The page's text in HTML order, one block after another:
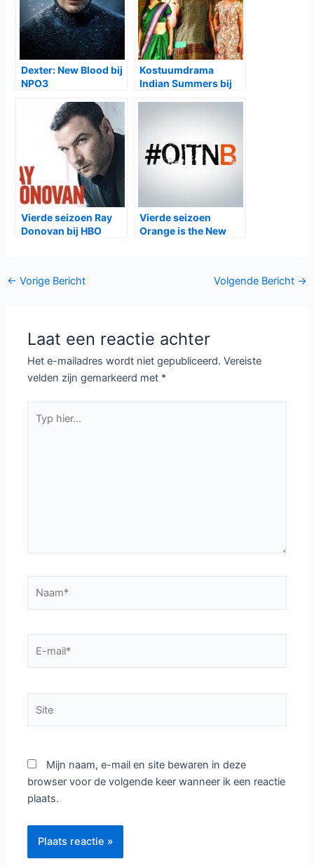
Dexter: New Blood bij
NPO3
Kostuumdrama
Indian Summers bij
Vierde seizoen Ray
Donovan bij HBO
Vierde seizoen
Orange is the New
Bericht
← Vorige Bericht Volgende Bericht →
Laat een reactie achter
Het e-mailadres wordt niet gepubliceerd. Vereiste
velden zijn gemarkeerd met *
hier...
mail*
Mijn naam, e-mail en site bewaren in deze
browser voor de volgende keer wanneer ik een reactie
plaats.